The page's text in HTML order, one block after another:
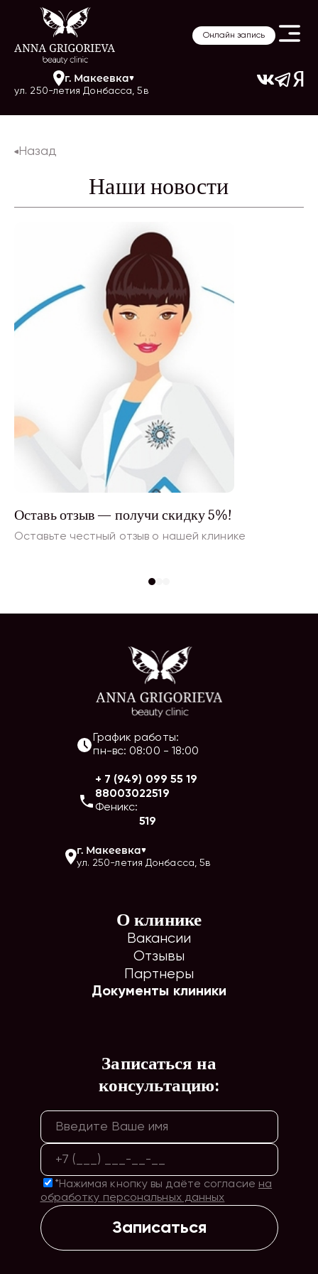
Онлайн запись
г. Макеевка
ул. 250-летия Донбасса, 5в
Назад
Наши новости
Оставь отзыв — получи скидку 5%!
Оставьте честный отзыв о нашей клинике
График работы:
пн-вс:08:00 - 18:00
+ 7 (949) 099 55 19
88003022519
Феникс:
519
г. Макеевка
ул. 250-летия Донбасса, 5в
О клинике
Вакансии
Отзывы
Партнеры
Документы клиники
Записаться на
консультацию:
*Нажимая кнопку вы даёте согласие на
обработку персональных данных
Записаться